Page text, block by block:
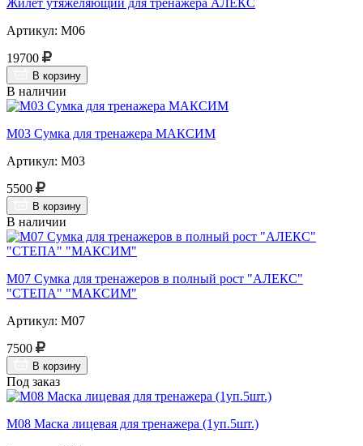
Артикул: М06
19700
В корзину
В наличии
М03 Сумка для тренажера МАКСИМ
Артикул: М03
5500
В корзину
В наличии
М07 Сумка для тренажеров в полный рост "АЛЕКС"
"СТЕПА" "МАКСИМ"
Артикул: М07
7500
В корзину
Под заказ
М08 Маска лицевая для тренажера (1уп.5шт.)